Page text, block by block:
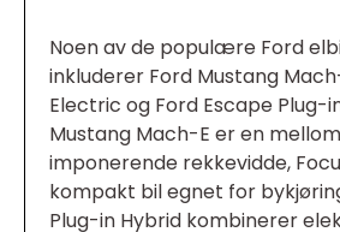
Noen av de populære Ford
inkluderer Ford Mustang
Electric og Ford Escape Plug-
Mustang Mach-E er en
imponerende rekkevidde,
kompakt bil egnet for
Plug-in Hybrid kombinerer